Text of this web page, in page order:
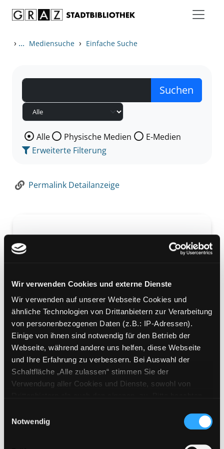
Wir verwenden Cookies und externe Dienste
Wir verwenden auf unserer Webseite Cookies und
ähnliche Technologien von Drittanbietern zur Verarbeitung
von personenbezogenen Daten (z.B.: IP-Adressen).
Einige von ihnen sind notwendig für den Betrieb der
Webseite, während andere uns helfen, diese Webseite
und Ihre Erfahrung zu verbessern. Bei Auswahl der
Schaltfläche „Alle zulassen“ stimmen Sie der
Verwendung aller Cookies und Dienste, sowohl von
Cookies von Drittanbietern, eine Verarbeitung in
unsicheren Drittländern (Länder außerhalb des EWR
ohne adäquates Datenschutzniveau) stattfinden kann. In
Notwendig
› ... Mediensuche › Einfache Suche
Wählen Sie die Medienart nach der Sie suchen wollen.
Alle Physische Medien
E-Medien
Erweiterte Filterung
Permalink Detailanzeige
Zweitsprache A
Mediengruppe:Kinderbuch
Übergeordnetes Werk: Deutsch als Zweitsprache
Beschreibung ein-/ausblenden
Mehr Informationen ein-/ausblenden